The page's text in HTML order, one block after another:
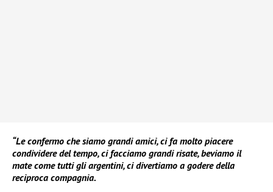
“Le confermo che siamo grandi amici, ci fa molto piacere
condividere del tempo, ci facciamo grandi risate, beviamo il
mate come tutti gli argentini, ci divertiamo a godere della
reciproca compagnia.